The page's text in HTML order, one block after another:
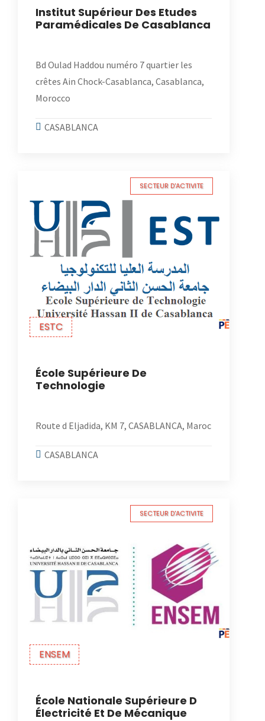
Institut Supérieur Des Etudes
Paramédicales De Casablanca
Bd Oulad Haddou numéro 7 quartier les
crêtes Ain Chock-Casablanca, Casablanca,
Morocco
CASABLANCA
ESTC
SECTEUR D'ACTIVITE
École Supérieure De
Technologie
Route d Eljadida, KM 7, CASABLANCA, Maroc
CASABLANCA
ENSEM
SECTEUR D'ACTIVITE
École Nationale Supérieure D
Électricité Et De Mécanique